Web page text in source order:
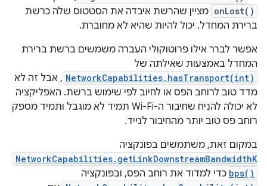
onLost() מציין שהרשת איבדה את הסטטוס שלה כרשת
ברירת המחדל. יכול להיות שהיא לא מחוברת.
אפשר לברר אילו פרוטוקולי העברה משמשים ברשת ברירת
המחדל באמצעות שאילתה של
NetworkCapabilities.hasTransport(int) , אבל זה לא
מדד טוב לרוחב הפס או לחיוב לפי שימוש ברשת. האפליקציה
לא יכולה להניח שחיבור ה-Wi-Fi תמיד לא מוגבל ותמיד מספק
רוחב פס טוב יותר מהחיבור לנייד.
במקום זאת, משתמשים בפונקציה
NetworkCapabilities.getLinkDownstreamBandwidthK
bps() כדי למדוד את רוחב הפס, ובפונקציה